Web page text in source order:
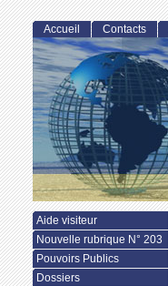
Accueil Contacts
Aide visiteur
Nouvelle rubrique N° 203
Pouvoirs Publics
Dossiers